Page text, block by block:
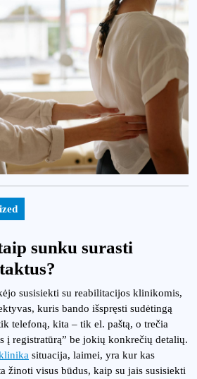
sunku surasti
susisiekti su reabilitacijos klinikomis,
kuris bando išspręsti sudėtingą
telefoną, kita – tik el. paštą, o trečia
į registratūrą” be jokių konkrečių detalių.
situacija, laimei, yra kur kas
žinoti visus būdus, kaip su jais susisiekti